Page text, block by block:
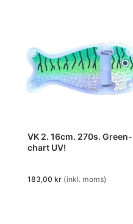
VK 2. 16cm. 270s. Green-
chart UV!
183,00 kr (inkl. moms)